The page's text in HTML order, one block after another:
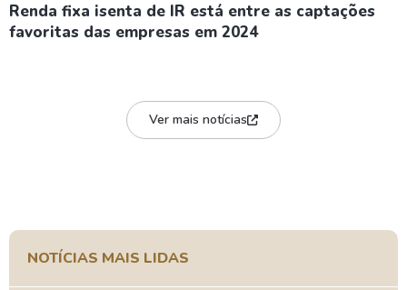
Renda fixa isenta de IR está entre as captações
favoritas das empresas em 2024
Ver mais notícias
NOTÍCIAS MAIS LIDAS